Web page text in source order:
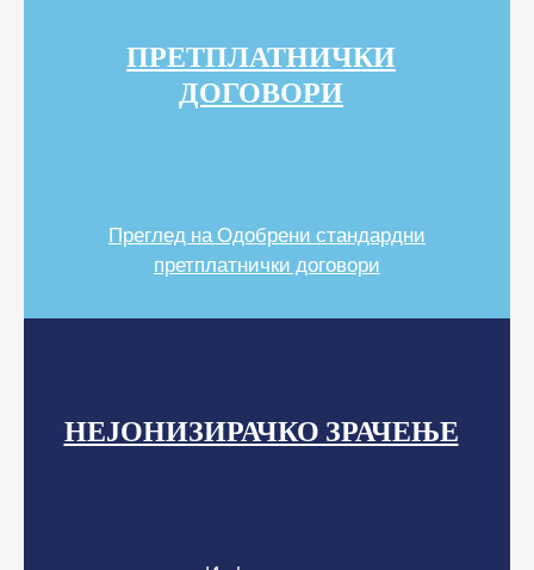
ПРЕТПЛАТНИЧКИ
ДОГОВОРИ
Преглед на Одобрени стандардни
претплатнички договори
НЕЈОНИЗИРАЧКО ЗРАЧЕЊЕ